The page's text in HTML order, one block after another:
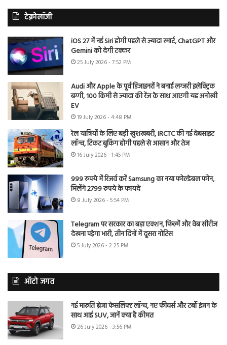
टेक्नोलॉजी
iOS 27 में नई Siri होगी पहले से ज्यादा स्मार्ट, ChatGPT और
Gemini को देगी टक्कर
25 July 2026 - 7:52 PM
Audi और Apple के पूर्व डिजाइनरों ने बनाई लग्जरी इलेक्ट्रिक
बग्गी, 100 किमी से ज्यादा की रेंज के साथ आएगी यह अनोखी
EV
19 July 2026 - 4:48 PM
रेल यात्रियों के लिए बड़ी खुशखबरी, IRCTC की नई वेबसाइट
लॉन्च, टिकट बुकिंग होगी पहले से आसान और तेज
16 July 2026 - 1:45 PM
999 रुपये में रिजर्व करें Samsung का नया फोल्डेबल फोन,
मिलेंगे 2799 रुपये के फायदे
8 July 2026 - 5:54 PM
Telegram पर सरकार का बड़ा एक्शन, फिल्में और वेब सीरीज
देखना पड़ेगा भारी, तीन दिनों में दूसरा नोटिस
5 July 2026 - 2:25 PM
ऑटो जगत
नई मारुति ब्रेजा फेसलिफ्ट लॉन्च, नए फीचर्स और टर्बो इंजन के
साथ आई SUV, जानें क्या है कीमत
26 July 2026 - 3:56 PM